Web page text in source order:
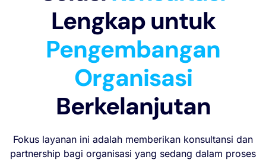
Lengkap untuk
Pengembangan
Organisasi
Berkelanjutan
Fokus layanan ini adalah memberikan konsultansi dan
partnership bagi organisasi yang sedang dalam proses